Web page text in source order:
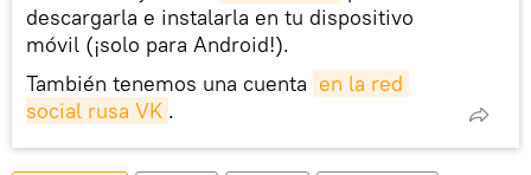
descargarla e instalarla en tu dispositivo
móvil (¡solo para Android!).
También tenemos una cuenta en la red
social rusa VK .